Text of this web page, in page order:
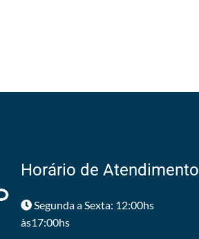
Horário de Atendimento
Segunda a Sexta: 12:00hs
às17:00hs